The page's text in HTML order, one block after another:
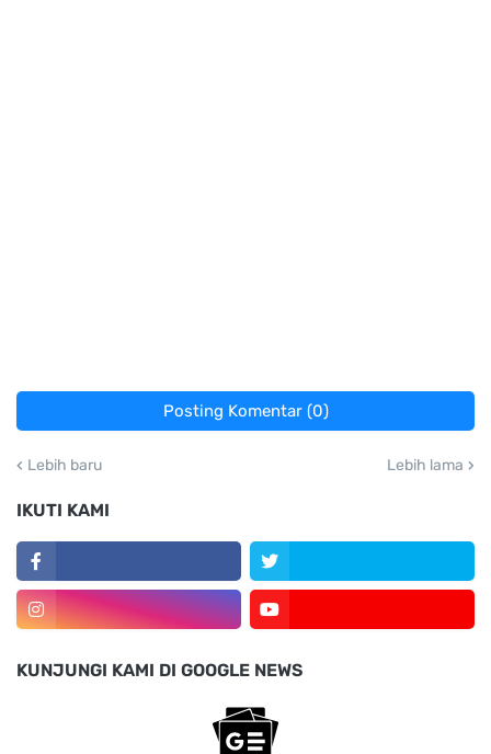
Posting Komentar (0)
Lebih baru Lebih lama
IKUTI KAMI
KUNJUNGI KAMI DI GOOGLE NEWS